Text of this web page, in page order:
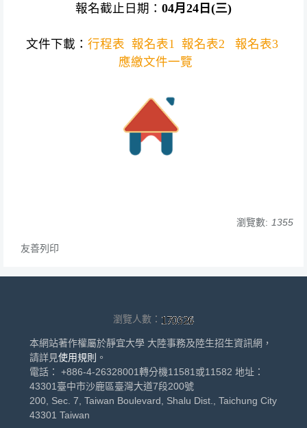
報名截止日期： 04月24日(三)
文件下載： 行程表 報名表1 報名表2
報名表3
應繳文件一覽
瀏覽數: 1355
友善列印
瀏覽人數：
本網站著作權屬於靜宜大學 大陸事務及陸生招生資訊網，
請詳見使用規則 。
電話： +886-4-26328001轉分機11581或11582 地址：
43301臺中市沙鹿區臺灣大道7段200號
200, Sec. 7, Taiwan Boulevard, Shalu Dist., Taichung City
43301 Taiwan